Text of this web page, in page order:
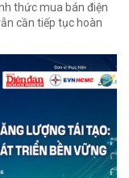
thức mua bán điện
cần tiếp tục hoàn